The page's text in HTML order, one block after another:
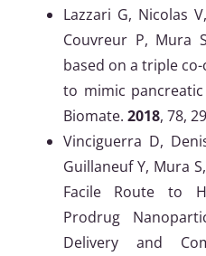
Lazzari G, Nicolas
Couvreur P, Mura
based on a triple
to mimic
Biomate. 2018, 78,
Vinciguerra D,
Guillaneuf Y, Mura
Facile Route to
Prodrug
Delivery and